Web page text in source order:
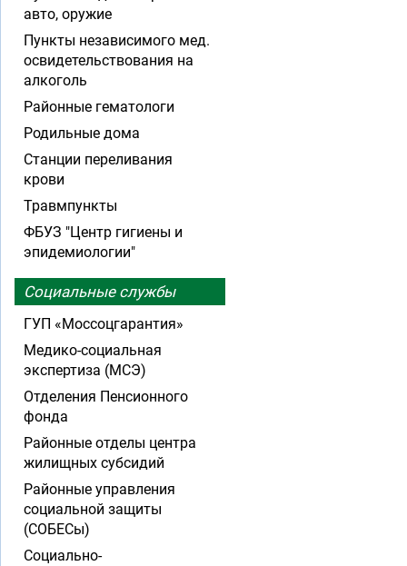
авто, оружие
Пункты независимого мед.
освидетельствования на
алкоголь
Районные гематологи
Родильные дома
Станции переливания
крови
Травмпункты
ФБУЗ "Центр гигиены и
эпидемиологии"
Социальные службы
ГУП «Моссоцгарантия»
Медико-социальная
экспертиза (МСЭ)
Отделения Пенсионного
фонда
Районные отделы центра
жилищных субсидий
Районные управления
социальной защиты
(СОБЕСы)
Социально-